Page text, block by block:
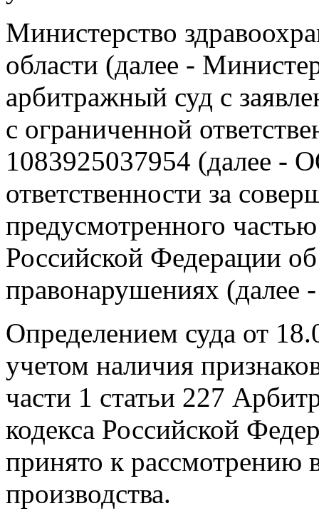
Министерство
области (далее -
арбитражный суд с
с ограниченной
1083925037954 (далее -
ответственности за
предусмотренного
Российской Федерации
правонарушениях
Определением суда от
учетом наличия
части 1 статьи 227
кодекса Российской
принято к рассмотрению
производства.